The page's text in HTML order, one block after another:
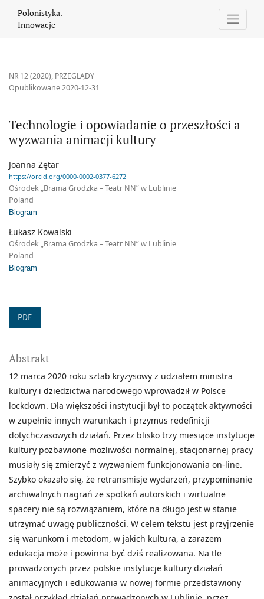
Polonistyka.
Innowacje
NR 12 (2020), PRZEGLĄDY
Technologie i opowiadanie o przeszłości a
wyzwania animacji kultury
Opublikowane 2020-12-31
Joanna Zętar
https://orcid.org/0000-0002-0377-6272
Ośrodek „Brama Grodzka – Teatr NN” w Lublinie
Poland
Biogram
Łukasz Kowalski
Ośrodek „Brama Grodzka – Teatr NN” w Lublinie
Poland
Biogram
PDF
Abstrakt
12 marca 2020 roku sztab kryzysowy z udziałem ministra
kultury i dziedzictwa narodowego wprowadził w Polsce
lockdown. Dla większości instytucji był to początek aktywności
w zupełnie innych warunkach i przymus redefinicji
dotychczasowych działań. Przez blisko trzy miesiące instytucje
kultury pozbawione możliwości normalnej, stacjonarnej pracy
musiały się zmierzyć z wyzwaniem funkcjonowania on-line.
Szybko okazało się, że retransmisje wydarzeń, przypominanie
archiwalnych nagrań ze spotkań autorskich i wirtualne
spacery nie są rozwiązaniem, które na długo jest w stanie
utrzymać uwagę publiczności. W celem tekstu jest przyjrzenie
się warunkom i metodom, w jakich kultura, a zarazem
edukacja może i powinna być dziś realizowana. Na tle
prowadzonych przez polskie instytucje kultury działań
animacyjnych i edukowania w nowej formie przedstawiony